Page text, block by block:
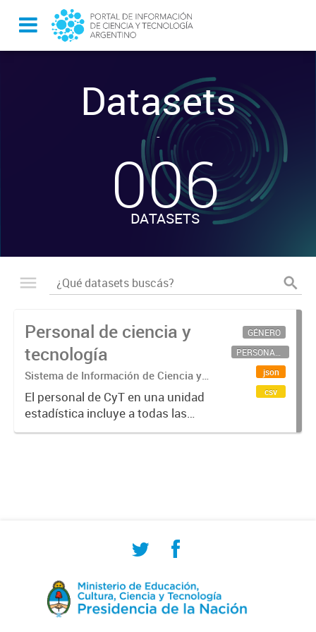
Datasets
-
006
DATASETS
Personal de ciencia y
tecnología
Sistema de Información de Ciencia y
Tecnología Argentino (SICYTAR)
El personal de CyT en una unidad
estadística incluye a todas las
personas involucradas
GÉNERO
PERSONAL CIENTÍFICO-TECNOLÓGICO
json
csv